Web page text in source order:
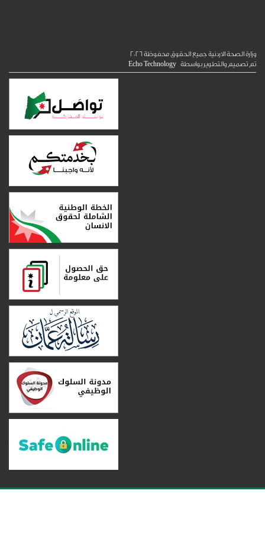
الصحة الاردنية جميع الحقوق محفوظة2026
والتطوير بواسطة Echo Technology